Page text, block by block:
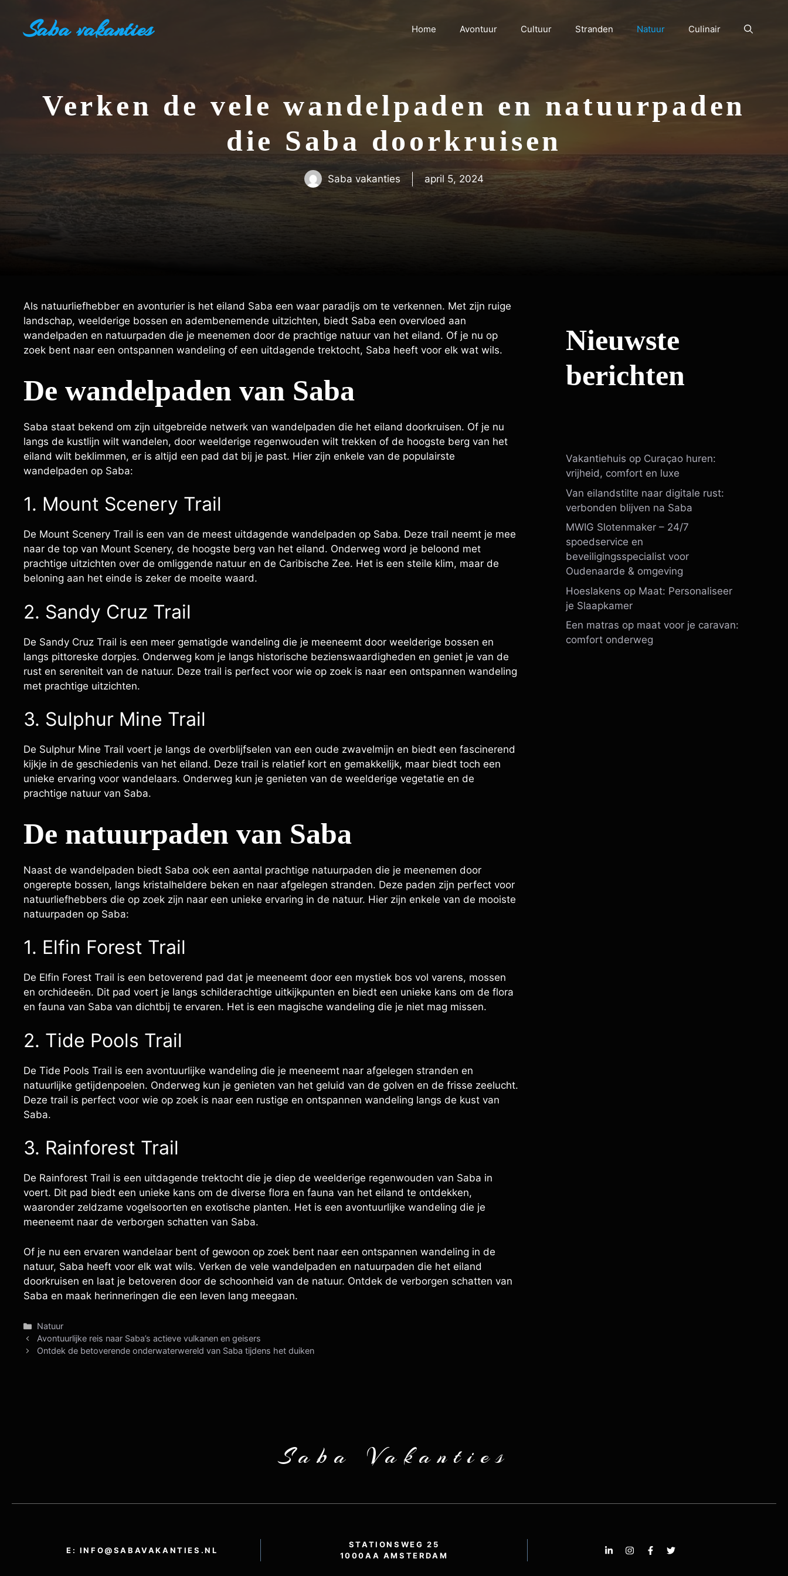
Saba vakanties Home Avontuur Cultuur Stranden Natuur Culinair
Verken de vele wandelpaden en natuurpaden
die Saba doorkruisen
Saba vakanties april 5, 2024
Als natuurliefhebber en avonturier is het eiland Saba een waar paradijs om te verkennen. Met zijn ruige
landschap, weelderige bossen en adembenemende uitzichten, biedt Saba een overvloed aan
wandelpaden en natuurpaden die je meenemen door de prachtige natuur van het eiland. Of je nu op
zoek bent naar een ontspannen wandeling of een uitdagende trektocht, Saba heeft voor elk wat wils.
De wandelpaden van Saba
Saba staat bekend om zijn uitgebreide netwerk van wandelpaden die het eiland doorkruisen. Of je nu
langs de kustlijn wilt wandelen, door weelderige regenwouden wilt trekken of de hoogste berg van het
eiland wilt beklimmen, er is altijd een pad dat bij je past. Hier zijn enkele van de populairste
wandelpaden op Saba:
1. Mount Scenery Trail
De Mount Scenery Trail is een van de meest uitdagende wandelpaden op Saba. Deze trail neemt je mee
naar de top van Mount Scenery, de hoogste berg van het eiland. Onderweg word je beloond met
prachtige uitzichten over de omliggende natuur en de Caribische Zee. Het is een steile klim, maar de
beloning aan het einde is zeker de moeite waard.
2. Sandy Cruz Trail
De Sandy Cruz Trail is een meer gematigde wandeling die je meeneemt door weelderige bossen en
langs pittoreske dorpjes. Onderweg kom je langs historische bezienswaardigheden en geniet je van de
rust en sereniteit van de natuur. Deze trail is perfect voor wie op zoek is naar een ontspannen wandeling
met prachtige uitzichten.
3. Sulphur Mine Trail
De Sulphur Mine Trail voert je langs de overblijfselen van een oude zwavelmijn en biedt een fascinerend
kijkje in de geschiedenis van het eiland. Deze trail is relatief kort en gemakkelijk, maar biedt toch een
unieke ervaring voor wandelaars. Onderweg kun je genieten van de weelderige vegetatie en de
prachtige natuur van Saba.
De natuurpaden van Saba
Naast de wandelpaden biedt Saba ook een aantal prachtige natuurpaden die je meenemen door
ongerepte bossen, langs kristalheldere beken en naar afgelegen stranden. Deze paden zijn perfect voor
natuurliefhebbers die op zoek zijn naar een unieke ervaring in de natuur. Hier zijn enkele van de mooiste
natuurpaden op Saba:
1. Elfin Forest Trail
De Elfin Forest Trail is een betoverend pad dat je meeneemt door een mystiek bos vol varens, mossen
en orchideeën. Dit pad voert je langs schilderachtige uitkijkpunten en biedt een unieke kans om de flora
en fauna van Saba van dichtbij te ervaren. Het is een magische wandeling die je niet mag missen.
2. Tide Pools Trail
De Tide Pools Trail is een avontuurlijke wandeling die je meeneemt naar afgelegen stranden en
natuurlijke getijdenpoelen. Onderweg kun je genieten van het geluid van de golven en de frisse zeelucht.
Deze trail is perfect voor wie op zoek is naar een rustige en ontspannen wandeling langs de kust van
Saba.
3. Rainforest Trail
De Rainforest Trail is een uitdagende trektocht die je diep de weelderige regenwouden van Saba in
voert. Dit pad biedt een unieke kans om de diverse flora en fauna van het eiland te ontdekken,
waaronder zeldzame vogelsoorten en exotische planten. Het is een avontuurlijke wandeling die je
meeneemt naar de verborgen schatten van Saba.
Of je nu een ervaren wandelaar bent of gewoon op zoek bent naar een ontspannen wandeling in de
natuur, Saba heeft voor elk wat wils. Verken de vele wandelpaden en natuurpaden die het eiland
doorkruisen en laat je betoveren door de schoonheid van de natuur. Ontdek de verborgen schatten van
Saba en maak herinneringen die een leven lang meegaan.
Categorieën
Natuur
Avontuurlijke reis naar Saba’s actieve vulkanen en geisers
Ontdek de betoverende onderwaterwereld van Saba tijdens het duiken
Nieuwste
berichten
Vakantiehuis op Curaçao huren:
vrijheid, comfort en luxe
Van eilandstilte naar digitale rust:
verbonden blijven na Saba
MWIG Slotenmaker – 24/7
spoedservice en
beveiligingsspecialist voor
Oudenaarde & omgeving
Hoeslakens op Maat: Personaliseer
je Slaapkamer
Een matras op maat voor je caravan:
comfort onderweg
Saba Vakanties
E: INFO@SABAVAKANTIES.NL
STATIONSWEG 25
1000AA AMSTERDAM